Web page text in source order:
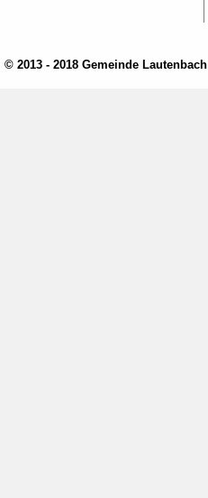
© 2013 - 2018 Gemeinde Lautenbach